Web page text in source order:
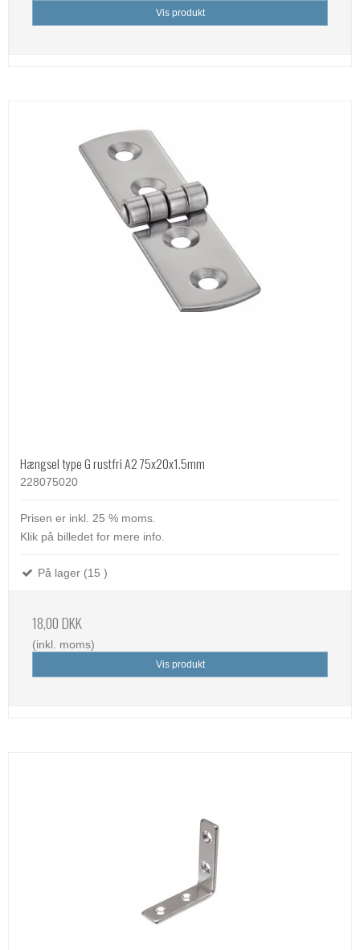
Vis produkt
Hængsel type G rustfri A2 75x20x1.5mm
228075020
Prisen er inkl. 25 % moms.
Klik på billedet for mere info.
På lager (15 )
18,00 DKK
(inkl. moms)
Vis produkt